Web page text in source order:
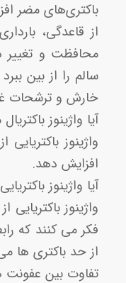
از قاعدگی،
محافظت و تغییر
سالم را از بین
خارش و ترشحات
آیا واژینوز
واژینوز
افزایش دهد.
آیا واژینوز باکتریایی STD یا STI است؟
واژینوز
فکر می کنند که
از حد باکتری ها
تفاوت بین عفونت